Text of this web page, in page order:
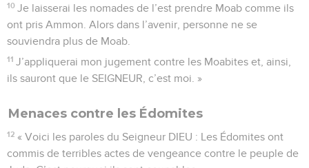
10 Je laisserai les nomades de l’est prendre Moab comme ils
ont pris Ammon. Alors dans l’avenir, personne ne se
souviendra plus de Moab.
11 J’appliquerai mon jugement contre les Moabites et, ainsi,
ils sauront que le SEIGNEUR, c’est moi. »
Menaces contre les Édomites
12 « Voici les paroles du Seigneur DIEU : Les Édomites ont
commis de terribles actes de vengeance contre le peuple de